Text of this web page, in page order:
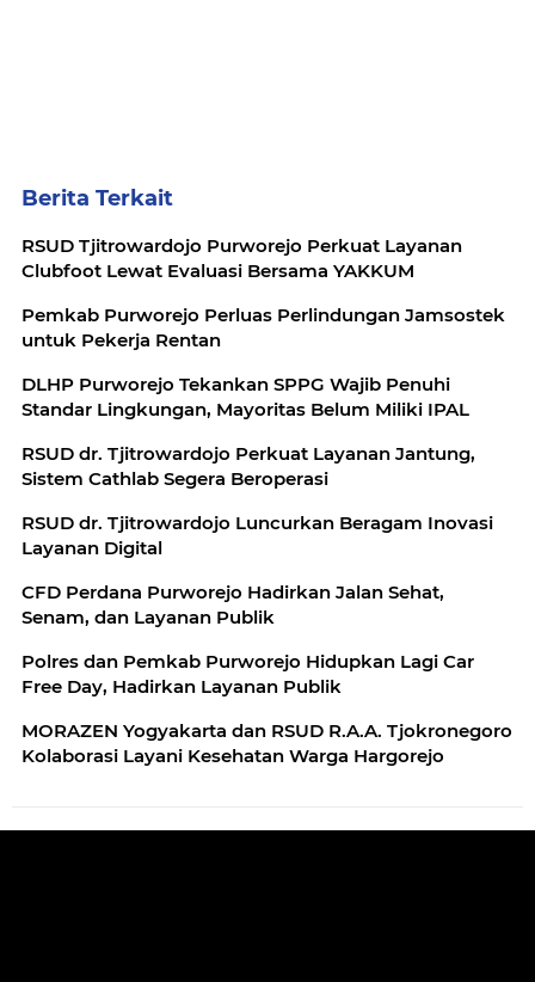
Berita Terkait
RSUD Tjitrowardojo Purworejo Perkuat Layanan
Clubfoot Lewat Evaluasi Bersama YAKKUM
Pemkab Purworejo Perluas Perlindungan Jamsostek
untuk Pekerja Rentan
DLHP Purworejo Tekankan SPPG Wajib Penuhi
Standar Lingkungan, Mayoritas Belum Miliki IPAL
RSUD dr. Tjitrowardojo Perkuat Layanan Jantung,
Sistem Cathlab Segera Beroperasi
RSUD dr. Tjitrowardojo Luncurkan Beragam Inovasi
Layanan Digital
CFD Perdana Purworejo Hadirkan Jalan Sehat,
Senam, dan Layanan Publik
Polres dan Pemkab Purworejo Hidupkan Lagi Car
Free Day, Hadirkan Layanan Publik
MORAZEN Yogyakarta dan RSUD R.A.A. Tjokronegoro
Kolaborasi Layani Kesehatan Warga Hargorejo